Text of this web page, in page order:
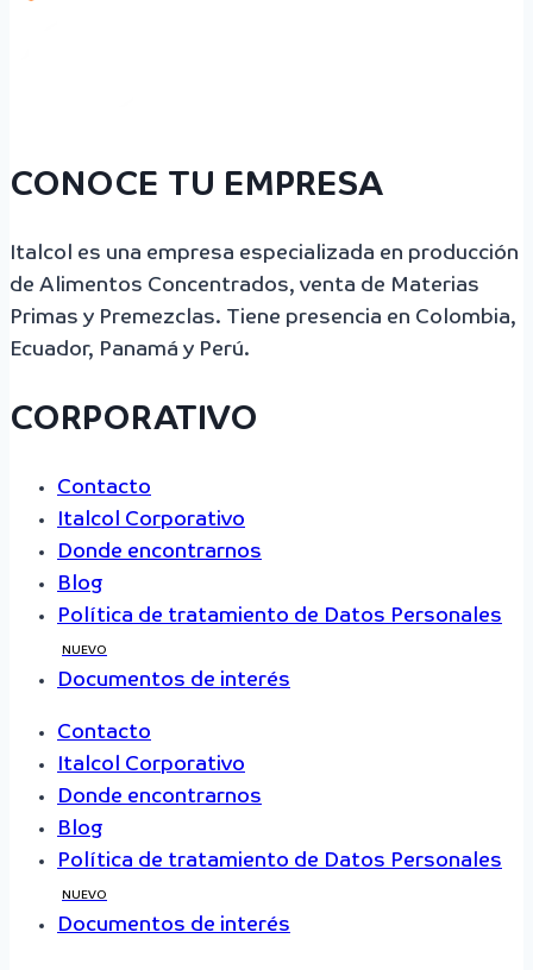
CONOCE TU EMPRESA
Italcol es una empresa especializada en producción
de Alimentos Concentrados, venta de Materias
Primas y Premezclas. Tiene presencia en Colombia,
Ecuador, Panamá y Perú.
CORPORATIVO
Contacto
Italcol Corporativo
Donde encontrarnos
Blog
Política de tratamiento de Datos Personales
NUEVO
Documentos de interés
Contacto
Italcol Corporativo
Donde encontrarnos
Blog
Política de tratamiento de Datos Personales
NUEVO
Documentos de interés